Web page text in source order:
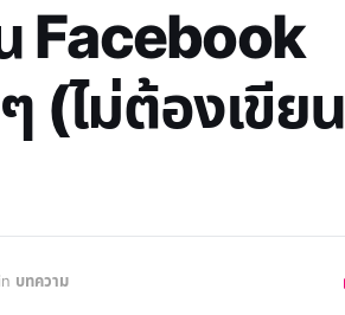
Facebook
(ไม่ต้องเขียน
in บทความ